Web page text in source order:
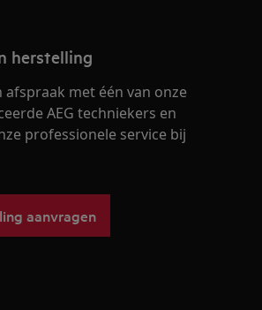
herstelling
afspraak met één van onze
AEG techniekers en
professionele service bij
aanvragen